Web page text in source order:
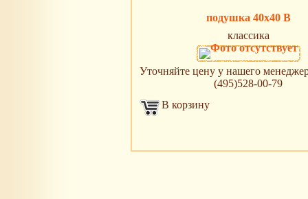
подушка 40х40 B
классика
Уточняйте цену у нашего
(495)528-00-79
В корзину